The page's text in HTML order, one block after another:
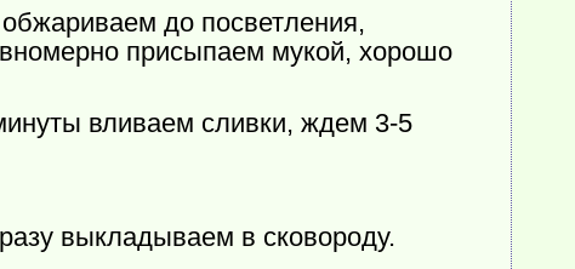
до посветления,
присыпаем мукой, хорошо
вливаем сливки, ждем 3-5
выкладываем в сковороду.